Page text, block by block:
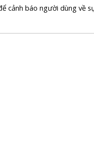
cảnh báo người dùng về